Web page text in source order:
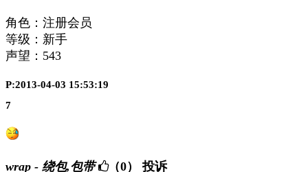
角色：注册会员
等级：新手
声望： 543
P:2013-04-03 15:53:19
7
wrap - 绕包,包带 （0） 投诉